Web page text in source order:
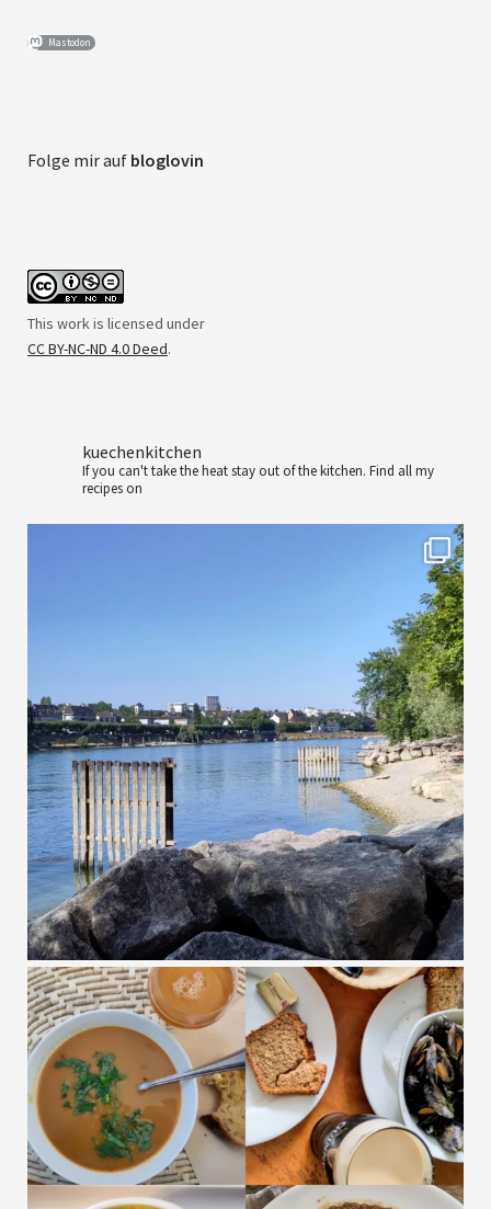
Mastodon
Folge mir auf bloglovin
This work is licensed under
CC BY-NC-ND 4.0 Deed.
kuechenkitchen
If you can't take the heat stay out of the kitchen. Find all my
recipes on